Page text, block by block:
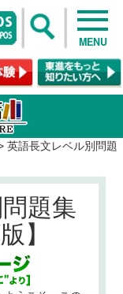
MENU
英語長文レベル別問題
題集
】